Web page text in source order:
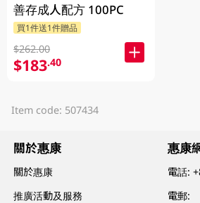
善存成人配方 100PC
買1件送1件贈品
$262.00
$183.40
Item code: 507434
關於惠康
關於惠康
推廣活動及服務
惠康
電話:
電郵: